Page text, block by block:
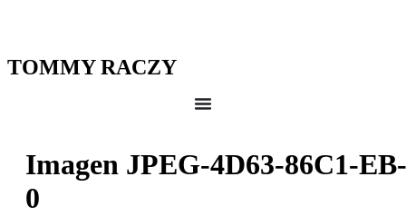
TOMMY RACZY
Imagen JPEG-4D63-86C1-EB-
0